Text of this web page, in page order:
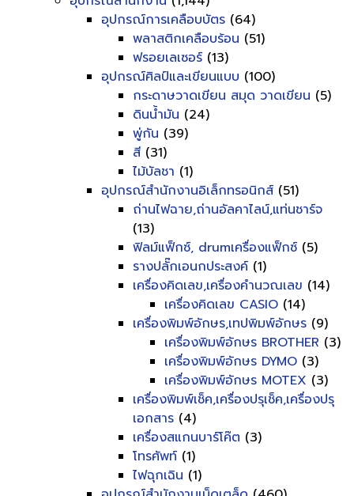
อุปกรณ์การเคลือบบัตร (64)
พลาสติกเคลือบร้อน (51)
ฟรอยเลเซอร์ (13)
อุปกรณ์ศิลป์และเขียนแบบ (100)
กระดาษวาดเขียน สมุด วาดเขียน (5)
ดินน้ำมัน (24)
พู่กัน (39)
สี (31)
ไม้บัลชา (1)
อุปกรณ์สำนักงานอิเล็กทรอนิกส์ (51)
ถ่านไฟฉาย,ถ่านอัลคาไลน์,แท่นชาร์จ
(13)
ฟิลม์แฟ็กซ์, drumเครื่องแฟ็กซ์ (5)
รางปลั๊กเอนกประสงค์ (1)
เครื่องคิดเลข,เครื่องคำนวณเลข (14)
เครื่องคิดเลข CASIO (14)
เครื่องพิมพ์อักษร,เทปพิมพ์อักษร (9)
เครื่องพิมพ์อักษร BROTHER (3)
เครื่องพิมพ์อักษร DYMO (3)
เครื่องพิมพ์อักษร MOTEX (3)
เครื่องพิมพ์เช็ค,เครื่องปรุเช็ค,เครื่องปรุ
เอกสาร (4)
เครื่องสแกนบาร์โค๊ต (3)
โทรศัพท์ (1)
ไฟฉุกเฉิน (1)